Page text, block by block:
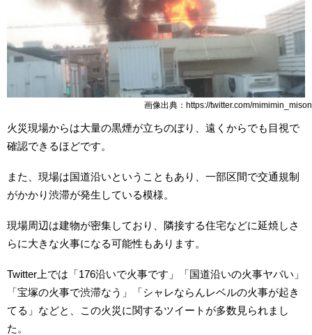
画像出典：https://twitter.com/mimimin_mison
火災現場からは大量の黒煙が立ちのぼり、遠くからでも目視で
確認できるほどです。
また、現場は国道沿いということもあり、一部区間で交通規制
がかかり渋滞が発生している模様。
現場周辺は建物が密集しており、隣接する住宅などに延焼しさ
らに大きな火事になる可能性もあります。
Twitter上では「176沿いで火事です」「国道沿いの火事ヤバい」
「宝塚の火事で渋滞なう」「シャレならんレベルの火事が起き
てる」などと、この火災に関するツイートが多数見られまし
た。